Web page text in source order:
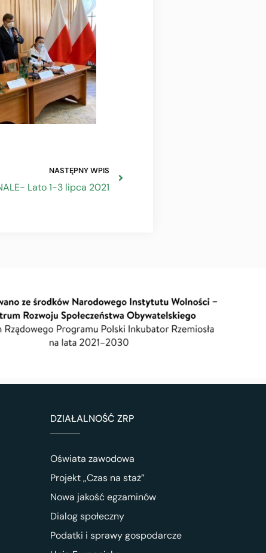
NASTĘPNY WPIS
Lato 1-3 lipca 2021
DZIAŁALNOŚĆ ZRP
Oświata zawodowa
Projekt „Czas na staż”
Nowa jakość egzaminów
Dialog społeczny
Podatki i sprawy gospodarcze